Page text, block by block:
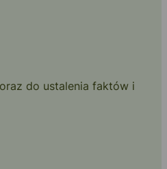
do ustalenia faktów i